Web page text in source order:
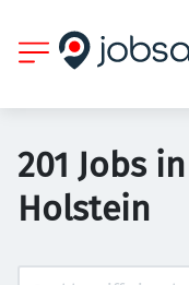
201 Jobs
Holstein